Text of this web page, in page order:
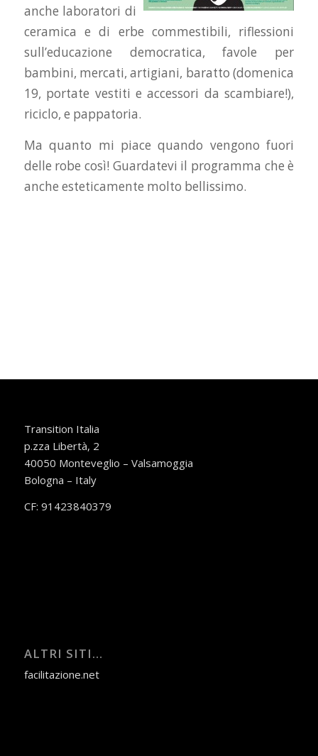
anche laboratori di
ceramica e di erbe commestibili, riflessioni
sull’educazione democratica, favole per
bambini, mercati, artigiani, baratto (domenica
19, portate vestiti e accessori da scambiare!),
riciclo, e pappatoria.
Ma quanto mi piace quando vengono fuori
delle robe così! Guardatevi il programma che è
anche esteticamente molto bellissimo.
Transition Italia
p.zza Libertà, 2
40050 Monteveglio – Valsamoggia
Bologna – Italy
CF: 91423840379
ALTRI SITI…
facilitazione.net